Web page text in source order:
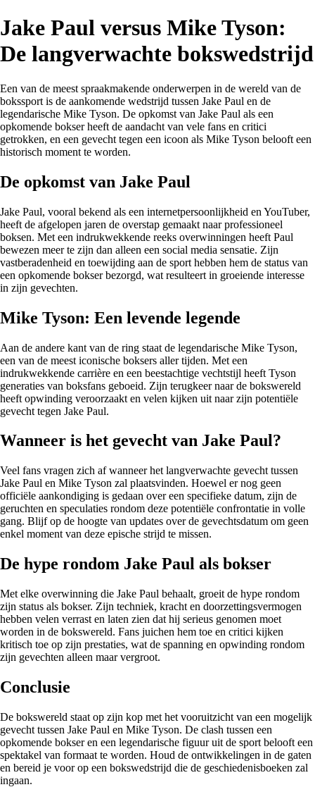
Jake Paul versus Mike Tyson:
De langverwachte bokswedstrijd
Een van de meest spraakmakende onderwerpen in de wereld van de
bokssport is de aankomende wedstrijd tussen Jake Paul en de
legendarische Mike Tyson. De opkomst van Jake Paul als een
opkomende bokser heeft de aandacht van vele fans en critici
getrokken, en een gevecht tegen een icoon als Mike Tyson belooft een
historisch moment te worden.
De opkomst van Jake Paul
Jake Paul, vooral bekend als een internetpersoonlijkheid en YouTuber,
heeft de afgelopen jaren de overstap gemaakt naar professioneel
boksen. Met een indrukwekkende reeks overwinningen heeft Paul
bewezen meer te zijn dan alleen een social media sensatie. Zijn
vastberadenheid en toewijding aan de sport hebben hem de status van
een opkomende bokser bezorgd, wat resulteert in groeiende interesse
in zijn gevechten.
Mike Tyson: Een levende legende
Aan de andere kant van de ring staat de legendarische Mike Tyson,
een van de meest iconische boksers aller tijden. Met een
indrukwekkende carrière en een beestachtige vechtstijl heeft Tyson
generaties van boksfans geboeid. Zijn terugkeer naar de bokswereld
heeft opwinding veroorzaakt en velen kijken uit naar zijn potentiële
gevecht tegen Jake Paul.
Wanneer is het gevecht van Jake Paul?
Veel fans vragen zich af wanneer het langverwachte gevecht tussen
Jake Paul en Mike Tyson zal plaatsvinden. Hoewel er nog geen
officiële aankondiging is gedaan over een specifieke datum, zijn de
geruchten en speculaties rondom deze potentiële confrontatie in volle
gang. Blijf op de hoogte van updates over de gevechtsdatum om geen
enkel moment van deze epische strijd te missen.
De hype rondom Jake Paul als bokser
Met elke overwinning die Jake Paul behaalt, groeit de hype rondom
zijn status als bokser. Zijn techniek, kracht en doorzettingsvermogen
hebben velen verrast en laten zien dat hij serieus genomen moet
worden in de bokswereld. Fans juichen hem toe en critici kijken
kritisch toe op zijn prestaties, wat de spanning en opwinding rondom
zijn gevechten alleen maar vergroot.
Conclusie
De bokswereld staat op zijn kop met het vooruitzicht van een mogelijk
gevecht tussen Jake Paul en Mike Tyson. De clash tussen een
opkomende bokser en een legendarische figuur uit de sport belooft een
spektakel van formaat te worden. Houd de ontwikkelingen in de gaten
en bereid je voor op een bokswedstrijd die de geschiedenisboeken zal
ingaan.